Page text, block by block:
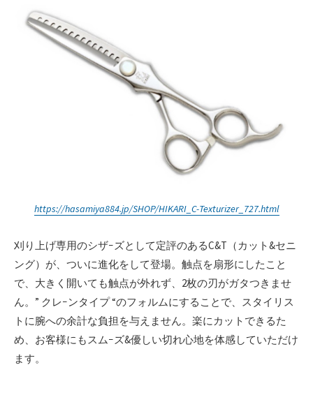
https://hasamiya884.jp/SHOP/HIKARI_C-Texturizer_727.html
刈り上げ専用のシザｰズとして定評のあるC&T（カット&セニ
ング）が、ついに進化をして登場。触点を扇形にしたこと
で、大きく開いても触点が外れず、2枚の刃がガタつきませ
ん。” クレｰンタイプ “のフォルムにすることで、スタイリス
トに腕への余計な負担を与えません。楽にカットできるた
め、お客様にもスムｰズ&優しい切れ心地を体感していただけ
ます。